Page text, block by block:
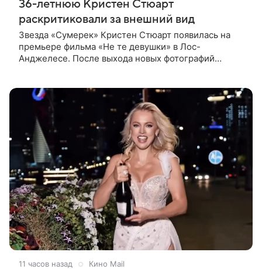
36-летнюю Кристен Стюарт
раскритиковали за внешний вид
Звезда «Сумерек» Кристен Стюарт появилась на
премьере фильма «Не те девушки» в Лос-
Анджелесе. После выхода новых фотографий
11 часов назад Кино Mail